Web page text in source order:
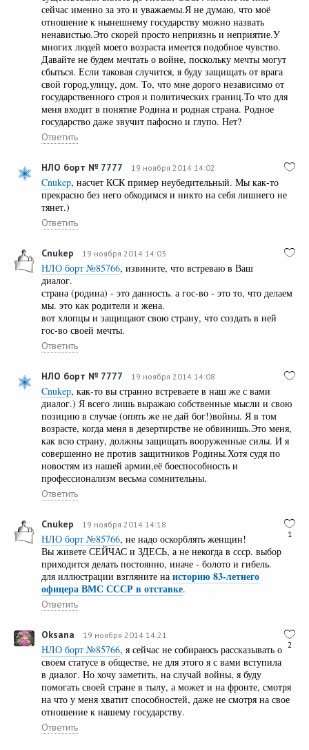
сейчас именно за это и уважаемы.Я не думаю, что моё
отношение к нынешнему государству можно назвать
ненавистью.Это скорей просто неприязнь и неприятие.У
многих людей моего возраста имеется подобное чувство.
Давайте не будем мечтать о войне, поскольку мечты могут
сбыться. Если таковая случится, я буду защищать от врага
свой город,улицу, дом. То, что мне дорого независимо от
государственного строя и политических границ.То что для
меня входит в понятие Родина и родная страна. Родное
государство даже звучит пафосно и глупо. Нет?
Ответить
НЛО борт № 7777 19 ноября 2014 14:02
Cnukep, насчет КСК пример неубедительный. Мы как-то
прекрасно без него обходимся и никто на себя лишнего не
тянет.)
Ответить
Cnukep 19 ноября 2014 14:03
НЛО борт №85766, извините, что встреваю в Ваш
диалог.
страна (родина) - это данность. а гос-во - это то, что делаем
мы. это как родители и жена.
вот хлопцы и защищают свою страну, что создать в ней
гос-во своей мечты.
Ответить
НЛО борт № 7777 19 ноября 2014 14:08
Cnukep, как-то вы странно встреваете в наш же с вами
диалог.) Я всего лишь выражаю собственные мысли и свою
позицию в случае (опять же не дай бог!)войны. Я в том
возрасте, когда меня в дезертирстве не обвинишь.Это меня,
как всю страну, должны защищать вооруженные силы. И я
совершенно не против защитников Родины.Хотя судя по
новостям из нашей армии,её боеспособность и
профессионализм весьма сомнительны.
Ответить
1
Cnukep 19 ноября 2014 14:18
НЛО борт №85766, не надо оскорблять женщин!
Вы живете СЕЙЧАС и ЗДЕСЬ, а не некогда в ссср. выбор
приходится делать постоянно, иначе - болото и гибель.
для иллюстрации взгляните на историю 83-летнего
офицера ВМС СССР в отставке.
Ответить
2
Oksana 19 ноября 2014 14:21
НЛО борт №85766, я сейчас не собираюсь рассказывать о
своем статусе в обществе, не для этого я с вами вступила
в диалог. Но хочу заметить, на случай войны, я буду
помогать своей стране в тылу, а может и на фронте, смотря
на что у меня хватит способностей, даже не смотря на свое
отношение к нашему государству.
Ответить